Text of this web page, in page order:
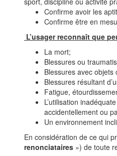
Confirme avoir les
Confirme être en
L’usager reconnaît que
La mort;
Blessures ou
Blessures avec
Blessures résultant
Fatigue,
L’utilisation inadéquate
accidentellement ou
Un environnement
En considération de ce qui
renonciataires ») de toute